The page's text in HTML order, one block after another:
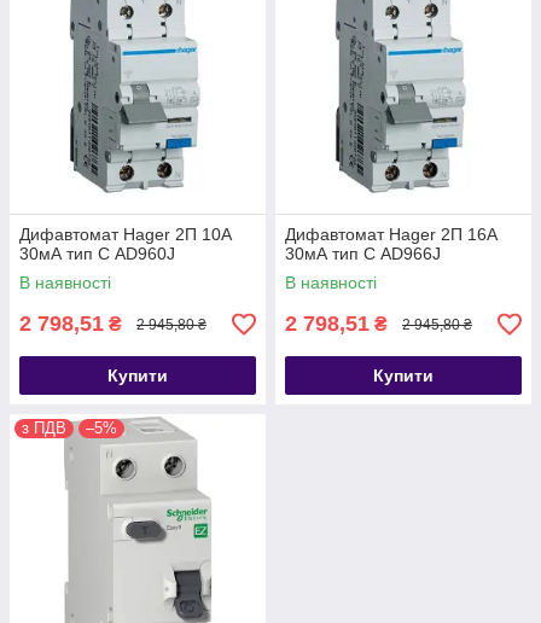
Дифавтомат Hager 2П 10А
30мА тип С AD960J
В наявності
2 798,51 ₴ 2 945,80 ₴
Купити
Дифавтомат Hager 2П 16А
30мА тип С AD966J
В наявності
2 798,51 ₴ 2 945,80 ₴
Купити
з ПДВ –5%